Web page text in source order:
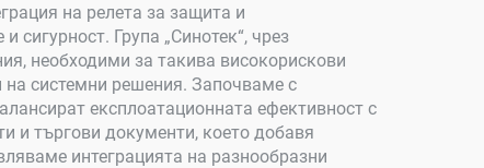
на релета за защита и
Група „Синотек“, чрез
необходими за такива високорискови
системни решения. Започваме с
експлоатационната ефективност с
и търгови документи, което добавя
интеграцията на разнообразни